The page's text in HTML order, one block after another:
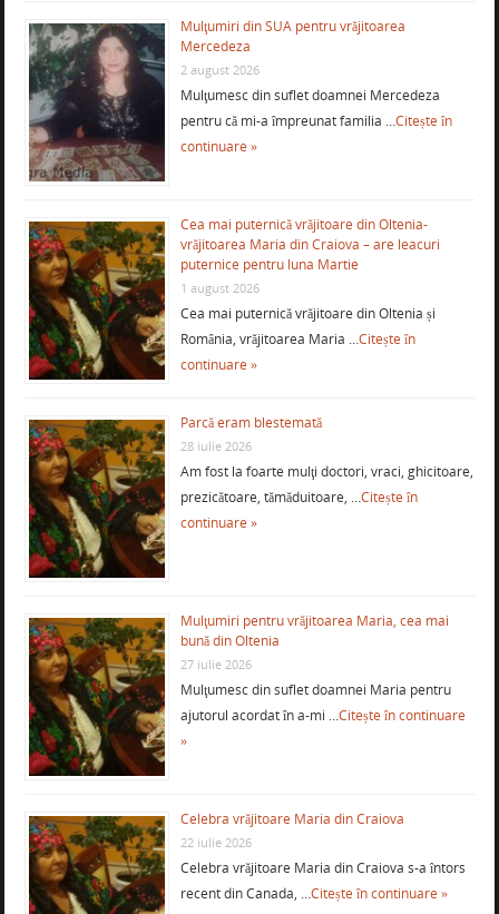
Mulţumiri din SUA pentru vrăjitoarea
Mercedeza
2 august 2026
Mulţumesc din suflet doamnei Mercedeza
pentru că mi-a împreunat familia …Citește în
continuare »
Cea mai puternică vrăjitoare din Oltenia-
vrăjitoarea Maria din Craiova – are leacuri
puternice pentru luna Martie
1 august 2026
Cea mai puternică vrăjitoare din Oltenia și
România, vrăjitoarea Maria …Citește în
continuare »
Parcă eram blestemată
28 iulie 2026
Am fost la foarte mulţi doctori, vraci, ghicitoare,
prezicătoare, tămăduitoare, …Citește în
continuare »
Mulţumiri pentru vrăjitoarea Maria, cea mai
bună din Oltenia
27 iulie 2026
Mulţumesc din suflet doamnei Maria pentru
ajutorul acordat în a-mi …Citește în continuare
»
Celebra vrăjitoare Maria din Craiova
22 iulie 2026
Celebra vrăjitoare Maria din Craiova s-a întors
recent din Canada, …Citește în continuare »